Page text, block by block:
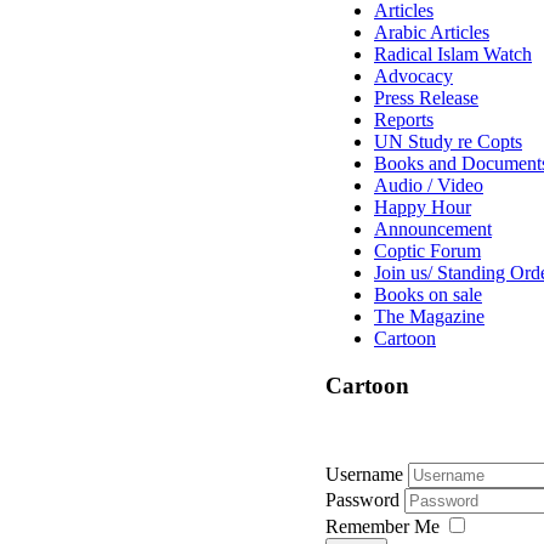
Articles
Arabic Articles
Radical Islam Watch
Advocacy
Press Release
Reports
UN Study re Copts
Books and
Audio / Video
Happy Hour
Announcement
Coptic Forum
Join us/ Standing
Books on sale
The Magazine
Cartoon
Cartoon
Username
Password
Remember Me